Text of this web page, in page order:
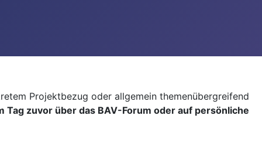
Projektbezug oder allgemein themenübergreifend
zuvor über das BAV-Forum oder auf persönliche